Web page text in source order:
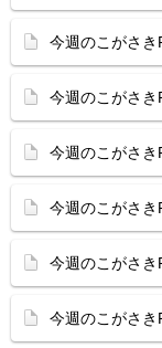
今週のこがさ
今週のこがさ
今週のこがさ
今週のこがさ
今週のこがさ
今週のこがさ